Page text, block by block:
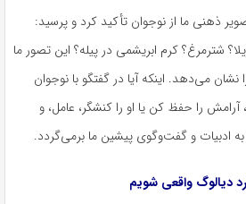
ذهنی ما از نوجوان تأکید کرد و پرسید:
شترمرغ؟ کرم ابریشمی در پیله؟ این تصور ما
می‌دهد. اینکه آیا در گفتگو با نوجوان
را حفظ کن یا او را کنشگر، عامل، و
ادبیات و گفت‌وگوی پیشین ما برمی‌گردد.
دیالوگ واقعی شویم